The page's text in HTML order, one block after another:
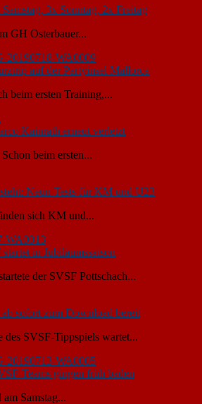
3x Sonntag, 2x Freitag
GH Osterbauer...
auf der Partyinsel Mallorca
beim ersten Training,...
Kainrath erneut verletzt
beim ersten...
Neun Tests für KM und U23
sich KM und...
in Jubiläumssaison
der SVSF Pottschach...
sofort zum Download bereit
des SVSF-Tippspiels wartet...
Teams gingen früh baden
Samstag...